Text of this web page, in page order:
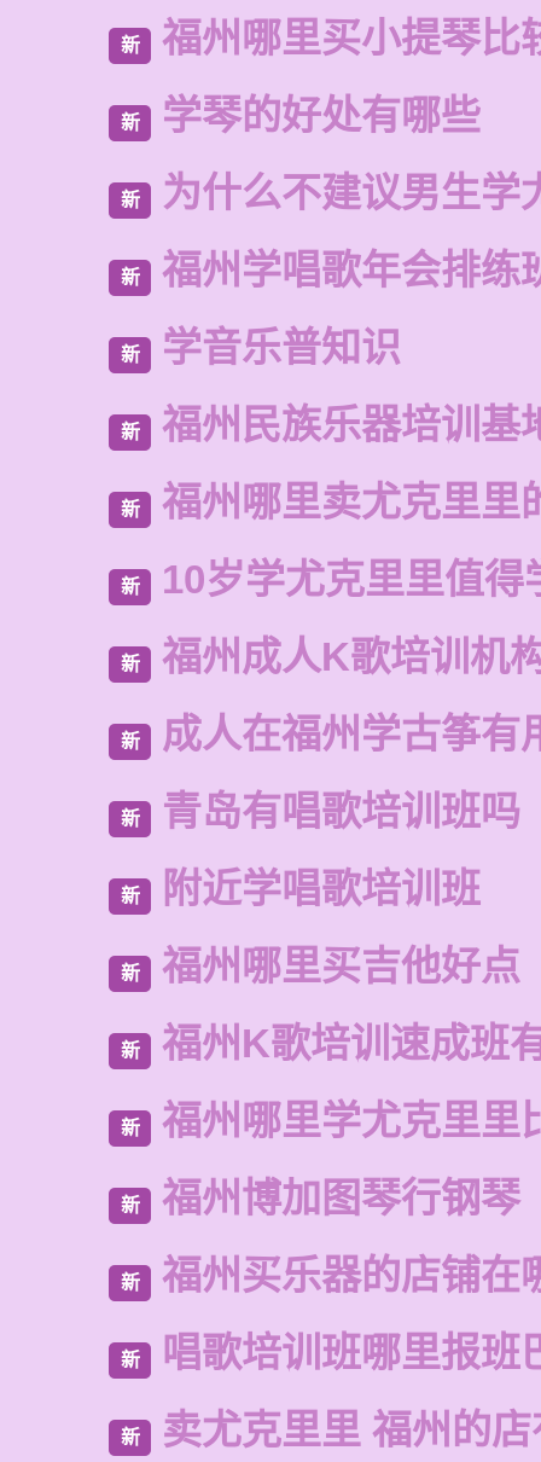
新 福州哪里买小提琴比
新 学琴的好处有哪些
新 为什么不建议男生学
新 福州学唱歌年会排练
新 学音乐普知识
新 福州民族乐器培训基
新 福州哪里卖尤克里里
新 10岁学尤克里里值得
新 福州成人K歌培训机
新 成人在福州学古筝有
新 青岛有唱歌培训班吗
新 附近学唱歌培训班
新 福州哪里买吉他好点
新 福州K歌培训速成班
新 福州哪里学尤克里里
新 福州博加图琴行钢琴
新 福州买乐器的店铺在
新 唱歌培训班哪里报班
新 卖尤克里里 福州的